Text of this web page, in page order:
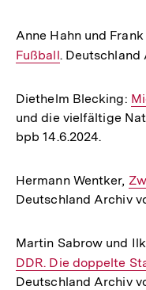
Anne Hahn und
Fußball. Deutschland
Diethelm Blecking:
und die vielfältige
bpb 14.6.2024.
Hermann Wentker,
Deutschland Archiv
Martin Sabrow und
DDR. Die doppelte
Deutschland Archiv